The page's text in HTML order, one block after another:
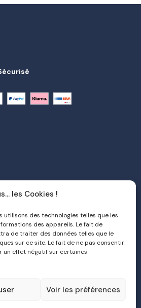
les Cookies !
utilisons des technologies telles que les
des appareils. Le fait de
de traiter des données telles que le
sur ce site. Le fait de ne pas consentir
un effet négatif sur certaines
Voir les préférences